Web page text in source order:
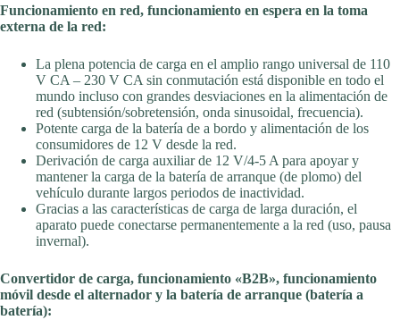
Funcionamiento en red, funcionamiento en espera en la toma
externa de la red:
La plena potencia de carga en el amplio rango universal de 110
V CA – 230 V CA sin conmutación está disponible en todo el
mundo incluso con grandes desviaciones en la alimentación de
red (subtensión/sobretensión, onda sinusoidal, frecuencia).
Potente carga de la batería de a bordo y alimentación de los
consumidores de 12 V desde la red.
Derivación de carga auxiliar de 12 V/4-5 A para apoyar y
mantener la carga de la batería de arranque (de plomo) del
vehículo durante largos periodos de inactividad.
Gracias a las características de carga de larga duración, el
aparato puede conectarse permanentemente a la red (uso, pausa
invernal).
Convertidor de carga, funcionamiento «B2B», funcionamiento
móvil desde el alternador y la batería de arranque (batería a
batería):